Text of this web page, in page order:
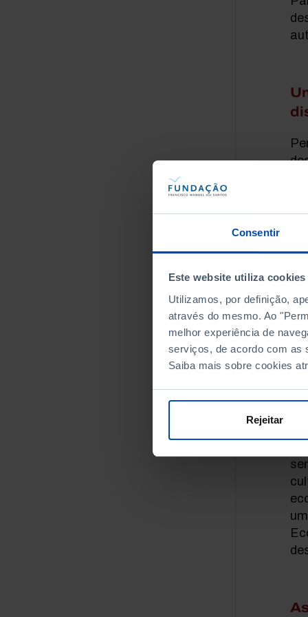
Consentir
Este website utiliza cookies
Utilizamos, por definição,
através do mesmo. Ao
melhor experiência de
serviços, de acordo com as
Saiba mais sobre cookies
Rejeitar